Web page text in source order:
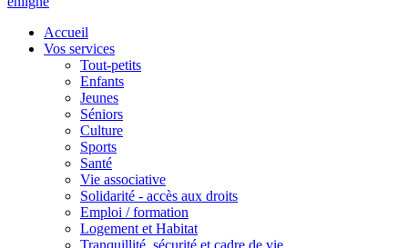
Accueil
Vos services
Tout-petits
Enfants
Jeunes
Séniors
Culture
Sports
Santé
Vie associative
Solidarité - accès aux droits
Emploi / formation
Logement et Habitat